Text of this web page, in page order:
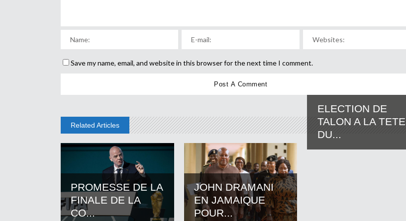
Save my name, email, and website in this browser for the next time I comment.
Related Articles
PROMESSE DE LA
FINALE DE LA
CO...
JOHN DRAMANI
EN JAMAIQUE
POUR...
ELECTION DE
TALON A LA TETE
DU...